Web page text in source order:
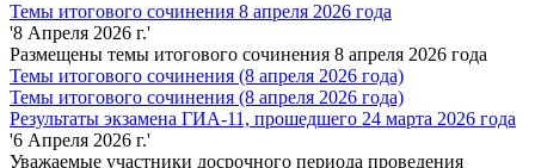
Темы итогового сочинения 8 апреля 2026 года
'8 Апреля 2026 г.'
Размещены темы итогового сочинения 8 апреля 2026 года
Темы итогового сочинения (8 апреля 2026 года)
Темы итогового сочинения (8 апреля 2026 года)
Результаты экзамена ГИА-11, прошедшего 24 марта 2026 года
'6 Апреля 2026 г.'
Уважаемые участники досрочного периода проведения